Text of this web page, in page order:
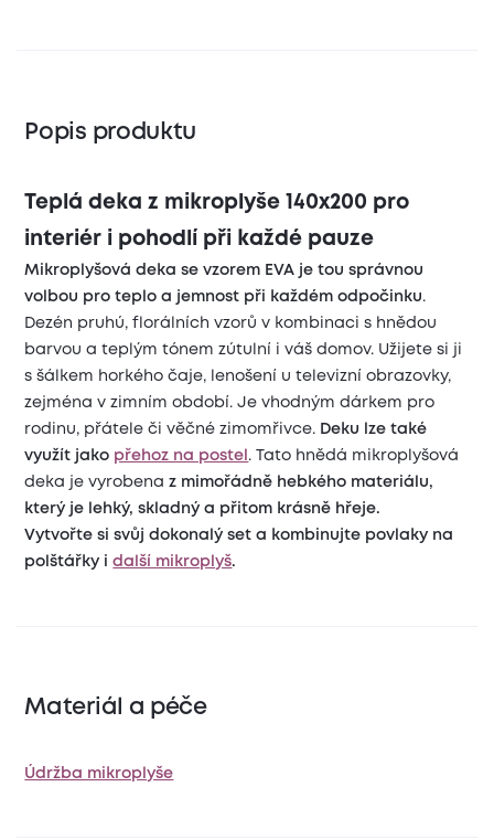
Popis produktu
Teplá deka z mikroplyše 140x200 pro
interiér i pohodlí při každé pauze
Mikroplyšová deka se vzorem EVA je tou správnou
volbou pro teplo a jemnost při každém odpočinku.
Dezén pruhú, florálních vzorů v kombinaci s hnědou
barvou a teplým tónem zútulní i váš domov. Užijete si ji
s šálkem horkého čaje, lenošení u televizní obrazovky,
zejména v zimním období. Je vhodným dárkem pro
rodinu, přátele či věčné zimomřivce. Deku lze také
využít jako přehoz na postel . Tato hnědá mikroplyšová
deka je vyrobenaz mimořádně hebkého materiálu,
který je lehký, skladný a přitom krásně hřeje.
Vytvořte si svůj dokonalý set a kombinujte povlaky na
polštářky idalší mikroplyš.
Materiál a péče
Údržba mikroplyše